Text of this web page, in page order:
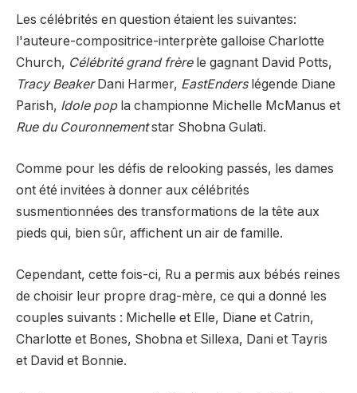
Les célébrités en question étaient les suivantes:
l'auteure-compositrice-interprète galloise Charlotte
Church, Célébrité grand frèrele gagnant David Potts,
Tracy BeakerDani Harmer, EastEnderslégende Diane
Parish, Idole popla championne Michelle McManus et
Rue du Couronnementstar Shobna Gulati.
Comme pour les défis de relooking passés, les dames
ont été invitées à donner aux célébrités
susmentionnées des transformations de la tête aux
pieds qui, bien sûr, affichent un air de famille.
Cependant, cette fois-ci, Ru a permis aux bébés reines
de choisir leur propre drag-mère, ce qui a donné les
couples suivants : Michelle et Elle, Diane et Catrin,
Charlotte et Bones, Shobna et Sillexa, Dani et Tayris
et David et Bonnie.